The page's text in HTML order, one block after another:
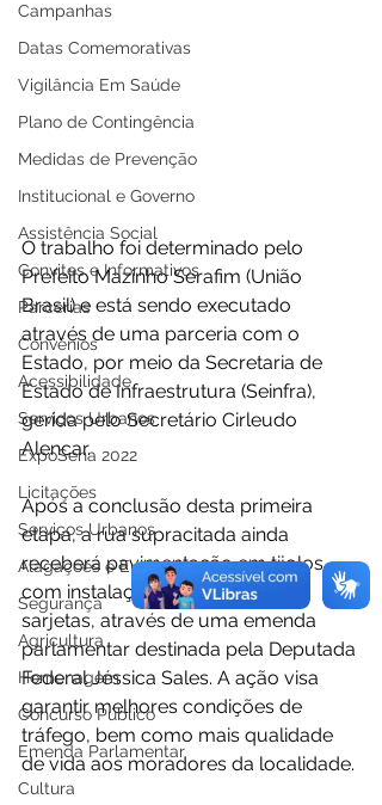
Campanhas
Datas Comemorativas
Vigilância Em Saúde
Plano de Contingência
Medidas de Prevenção
Institucional e Governo
Assistência Social
Convites e Informativos
Parcerias
Convênios
Acessibilidade
Serviços Urbanos
ExpoSena 2022
Licitações
Serviços Urbanos
Alagações e Enchentes
Segurança
Agricultura
Homenagem
Concurso Público
Emenda Parlamentar
Cultura
O trabalho foi determinado pelo
Prefeito Mazinho Serafim (União
Brasil) e está sendo executado
através de uma parceria com o
Estado, por meio da Secretaria de
Estado de Infraestrutura (Seinfra),
gerida pelo Secretário Cirleudo
Alencar.
Após a conclusão desta primeira
etapa, a rua supracitada ainda
receberá pavimentação em tijolos
com instalação de meio fios e
sarjetas, através de uma emenda
parlamentar destinada pela Deputada
Federal Jéssica Sales. A ação visa
garantir melhores condições de
tráfego, bem como mais qualidade
de vida aos moradores da localidade.